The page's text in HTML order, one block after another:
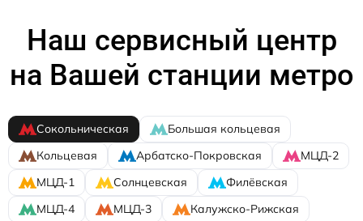
Наш сервисный центр
на Вашей станции метро
Сокольническая
Большая кольцевая
Кольцевая
Арбатско-Покровская
МЦД-2
МЦД-1
Солнцевская
Филёвская
МЦД-4
МЦД-3
Калужско-Рижская